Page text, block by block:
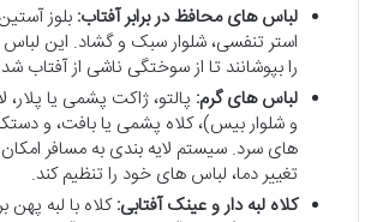
لباس های محافظ در برابر آفتاب: بلوز
استر تنفسی، شلوار سبک و گشاد. این لباس
را بپوشانند تا از سوختگی ناشی از آفتاب
لباس های گرم: پالتو، ژاکت پشمی یا
و شلوار بیس)، کلاه پشمی یا بافت، و
های سرد. سیستم لایه بندی به مسافر
تغییر دما، لباس های خود را تنظیم کند.
کلاه لبه دار و عینک آفتابی:کلاه با لبه